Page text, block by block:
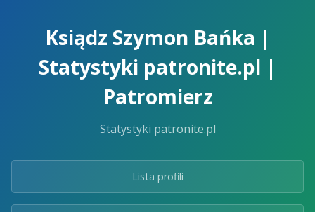
Ksiądz Szymon Bańka |
Statystyki patronite.pl |
Patromierz
Statystyki patronite.pl
Lista profili